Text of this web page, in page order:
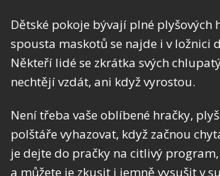
Dětské pokoje bývají plné plyšových
spousta maskotů se najde i v ložnici
Někteří lidé se zkrátka svých
nechtějí vzdát, ani když vyrostou.
Není třeba vaše oblíbené hračky,
polštáře vyhazovat, když začnou
je dejte do pračky na citlivý
a můžete je zkusit i jemně vysušit v